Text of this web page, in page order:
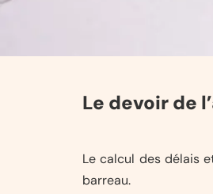
Le devoir de
Le calcul des délais
barreau.